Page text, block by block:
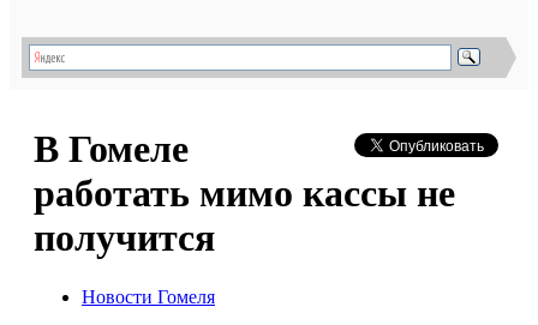
В Гомеле
работать мимо кассы не
получится
Новости Гомеля